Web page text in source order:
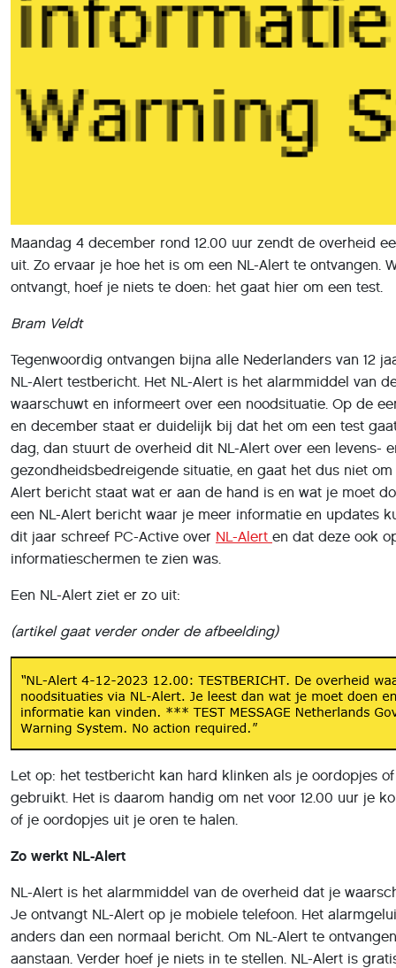
Maandag 4 december rond 12.00 uur zendt de overheid
uit. Zo ervaar je hoe het is om een NL-Alert te ontvangen.
ontvangt, hoef je niets te doen: het gaat hier om een test.
Bram Veldt
Tegenwoordig ontvangen bijna alle Nederlanders van 12
NL-Alert testbericht. Het NL-Alert is het alarmmiddel van
waarschuwt en informeert over een noodsituatie. Op de
en december staat er duidelijk bij dat het om een test
dag, dan stuurt de overheid dit NL-Alert over een levens-
gezondheidsbedreigende situatie, en gaat het dus niet om
Alert bericht staat wat er aan de hand is en wat je moet
een NL-Alert bericht waar je meer informatie en updates
dit jaar schreef PC-Active over NL-Alert en dat deze ook
informatieschermen te zien was.
Een NL-Alert ziet er zo uit:
(artikel gaat verder onder de afbeelding)
Let op: het testbericht kan hard klinken als je oordopjes
gebruikt. Het is daarom handig om net voor 12.00 uur je
of je oordopjes uit je oren te halen.
Zo werkt NL-Alert
NL-Alert is het alarmmiddel van de overheid dat je
Je ontvangt NL-Alert op je mobiele telefoon. Het
anders dan een normaal bericht. Om NL-Alert te
aanstaan. Verder hoef je niets in te stellen. NL-Alert is